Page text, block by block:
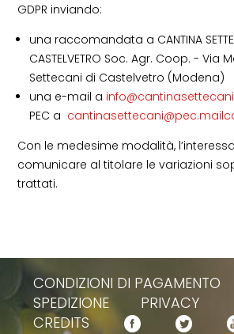
GDPR inviando:
una raccomandata a CANTINA
CASTELVETRO Soc. Agr. Coop. - Via
Settecani di Castelvetro (Modena)
una e-mail a
PEC a
Con le medesime modalità,
comunicare al titolare le variazioni
trattati.
CONDIZIONI DI PAGAMENTO
SPEDIZIONE
PRIVACY
CREDITS